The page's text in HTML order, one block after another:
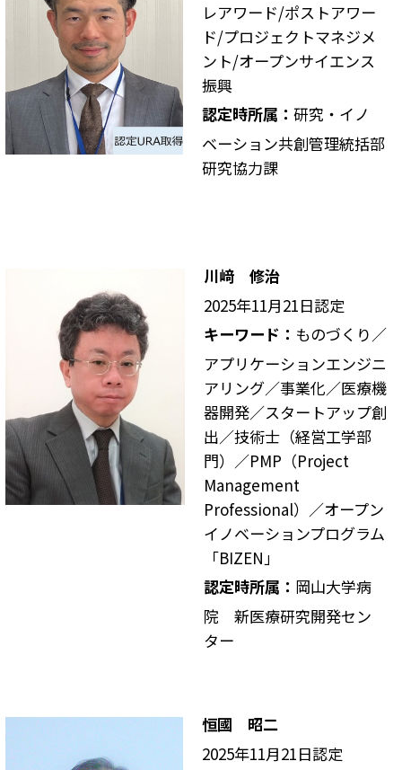
レアワード/ポストアワー
ド/プロジェクトマネジメ
ント/オープンサイエンス
振興
認定時所属： 研究・イノ
ベーション共創管理統括部
研究協力課
川﨑 修治
2025年11月21日認定
キーワード： ものづくり／
アプリケーションエンジニ
アリング／事業化／医療機
器開発／スタートアップ創
出／技術士（経営工学部
門）／PMP（Project
Management
Professional）／オープン
イノベーションプログラム
「BIZEN」
認定時所属： 岡山大学病
院 新医療研究開発セン
ター
恒國 昭二
2025年11月21日認定